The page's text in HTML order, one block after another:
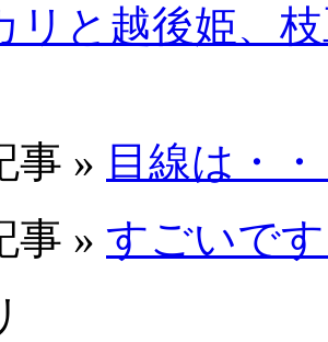
リと越後姫、
事 » 目線は・
事 » すごいで